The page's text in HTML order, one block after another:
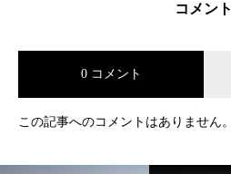
コメント
0 コメント
この記事へのコメントはありません。